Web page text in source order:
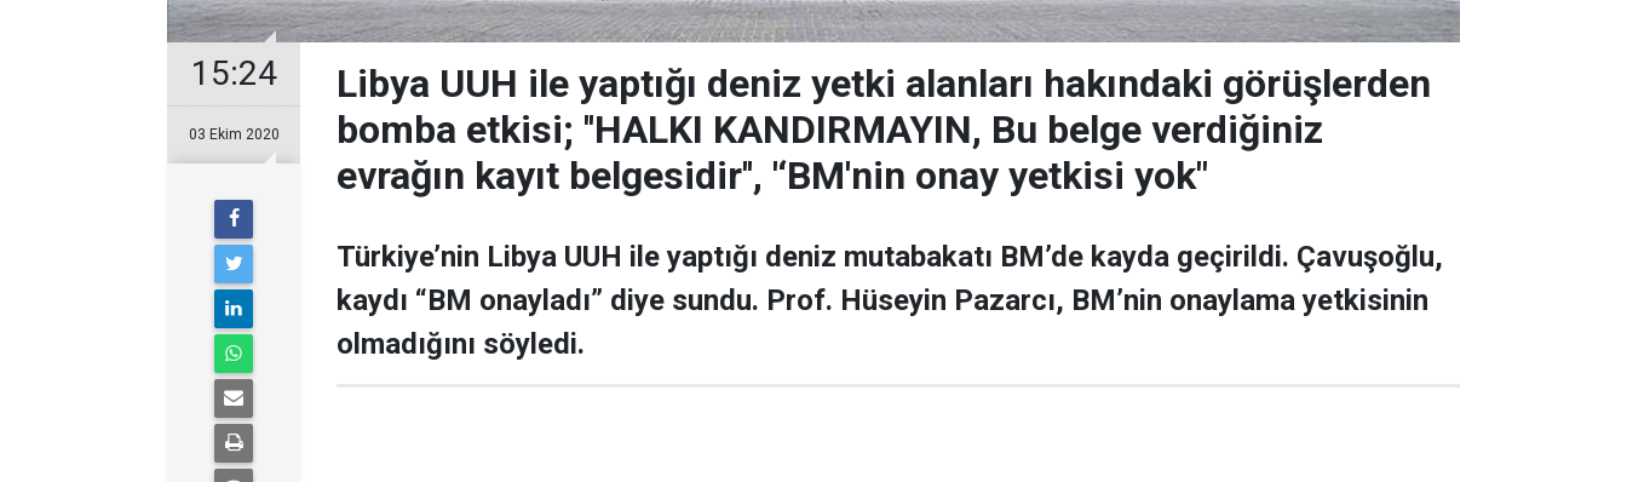
15:24
03 Ekim 2020
Libya UUH ile yaptığı deniz yetki alanları hakındaki görüşlerden
bomba etkisi; ''HALKI KANDIRMAYIN, Bu belge verdiğiniz
evrağın kayıt belgesidir'', '‘BM'nin onay yetkisi yok"
Türkiye’nin Libya UUH ile yaptığı deniz mutabakatı BM’de kayda geçirildi. Çavuşoğlu,
kaydı “BM onayladı” diye sundu. Prof. Hüseyin Pazarcı, BM’nin onaylama yetkisinin
olmadığını söyledi.